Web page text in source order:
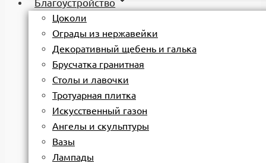
Благоустройство
Цоколи
Ограды из нержавейки
Декоративный щебень и галька
Брусчатка гранитная
Столы и лавочки
Тротуарная плитка
Искусственный газон
Ангелы и скульптуры
Вазы
Лампады